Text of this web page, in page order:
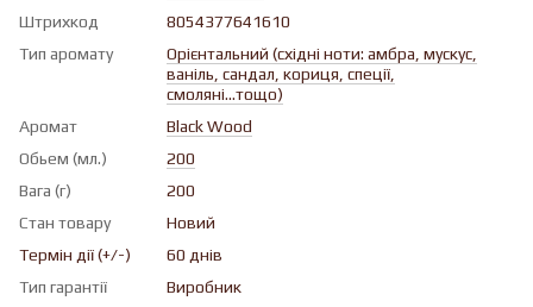
Штрихкод
8054377641610
Тип аромату
Орієнтальний (східні ноти: амбра, мускус,
ваніль, сандал, кориця, спеції,
смоляні...тощо)
Аромат
Black Wood
Обьем (мл.)
200
Вага (г)
200
Стан товару
Новий
Термін дії (+/-)
60 днів
Тип гарантії
Виробник